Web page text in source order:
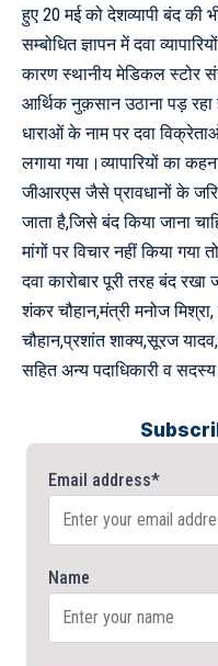
हुए 20 मई को देशव्यापी बंद की
सम्बोधित ज्ञापन में दवा
कारण स्थानीय मेडिकल स्टोर
आर्थिक नुक़सान उठाना पड़
धाराओं के नाम पर दवा
लगाया गया।व्यापारियों का
जीआरएस जैसे प्रावधानों के
जाता है,जिसे बंद किया जाना
मांगों पर विचार नहीं किया
दवा कारोबार पूरी तरह बंद रखा
शंकर चौहान,मंत्री मनोज
चौहान,‌प्रशांत शाक्य,सूरज
सहित अन्य पदाधिकारी व
Email address*
Name